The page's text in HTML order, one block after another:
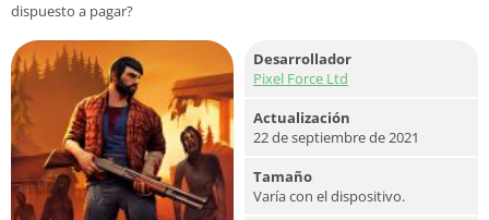
dispuesto a pagar?
Desarrollador
Pixel Force Ltd
Actualización
22 de septiembre de 2021
Tamaño
Varía con el dispositivo.